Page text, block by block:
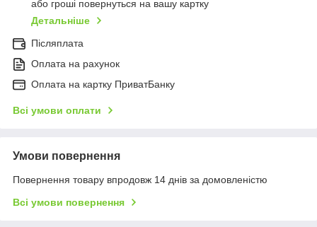
або гроші повернуться на вашу картку
Детальніше
Післяплата
Оплата на рахунок
Оплата на картку ПриватБанку
Всі умови оплати
Умови повернення
Повернення товару впродовж 14 днів за домовленістю
Всі умови повернення